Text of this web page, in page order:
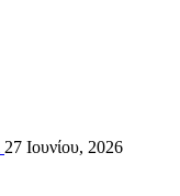
27 Ιουνίου, 2026